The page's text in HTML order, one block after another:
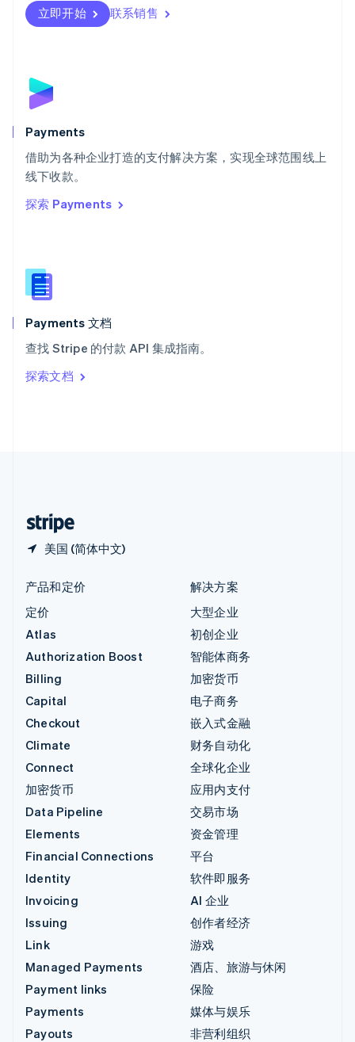
立即开始 联系销售
Payments
借助为各种企业打造的支付解决方案，实现全球范围线上
线下收款。
探索 Payments
Payments 文档
查找 Stripe 的付款 API 集成指南。
探索文档
美国 (简体中文)
瑞士
DeutschFrançais
English
斯洛文尼亚
泰国
ไทยEnglish
希腊
English
西班牙
新西兰
English
匈牙利
English
ItalianoEnglish
印度
English
产品和定价
定价
Atlas
Authorization Boost
Billing
Capital
Checkout
Climate
Connect
加密货币
Data Pipeline
Elements
Financial Connections
Identity
Invoicing
Issuing
Link
Managed Payments
Payment links
Payments
Payouts
解决方案
大型企业
初创企业
智能体商务
加密货币
电子商务
嵌入式金融
财务自动化
全球化企业
应用内支付
交易市场
资金管理
平台
软件即服务
AI 企业
创作者经济
游戏
酒店、旅游与休闲
保险
媒体与娱乐
非营利组织